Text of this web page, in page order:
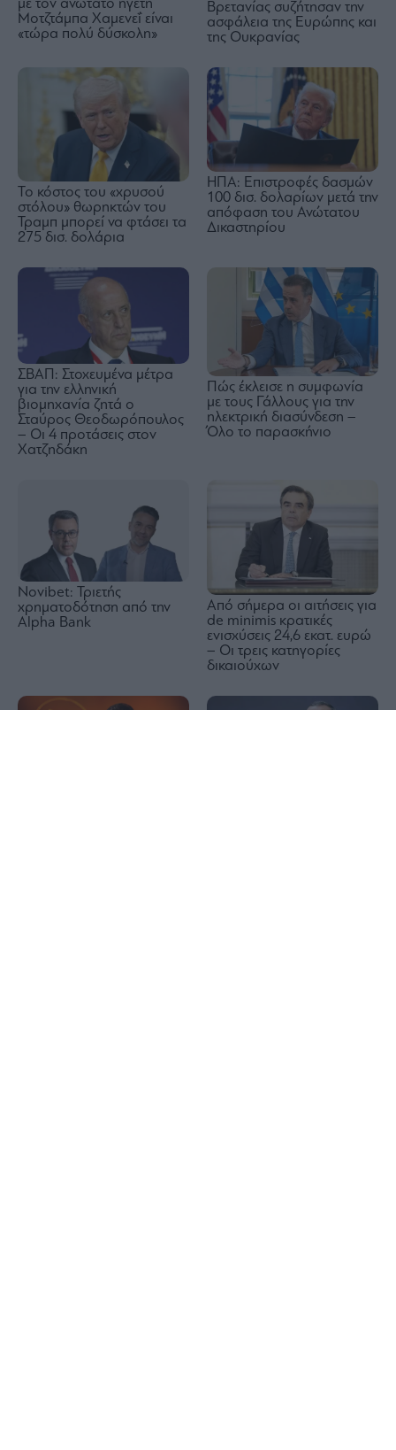
με τον ανώτατο ηγέτη
Μοτζτάμπα Χαμενεΐ είναι
«τώρα πολύ δύσκολη»
Βρετανίας συζήτησαν την
ασφάλεια της Ευρώπης και
της Ουκρανίας
Το κόστος του «χρυσού
στόλου» θωρηκτών του
Τραμπ μπορεί να φτάσει τα
275 δισ. δολάρια
ΗΠΑ: Επιστροφές δασμών
100 δισ. δολαρίων μετά την
απόφαση του Ανώτατου
Δικαστηρίου
ΣΒΑΠ: Στοχευμένα μέτρα
για την ελληνική
βιομηχανία ζητά ο
Σταύρος Θεοδωρόπουλος
– Οι 4 προτάσεις στον
Χατζηδάκη
Πώς έκλεισε η συμφωνία
με τους Γάλλους για την
ηλεκτρική διασύνδεση –
Όλο το παρασκήνιο
Novibet: Τριετής
χρηματοδότηση από την
Alpha Bank
Από σήμερα οι αιτήσεις για
de minimis κρατικές
ενισχύσεις 24,6 εκατ. ευρώ
– Οι τρεις κατηγορίες
δικαιούχων